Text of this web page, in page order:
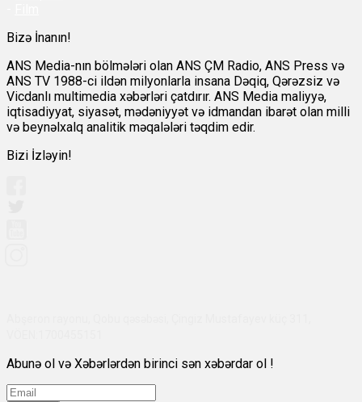
Bizə İnanın!
ANS Media-nın bölmələri olan ANS ÇM Radio, ANS Press və
ANS TV 1988-ci ildən milyonlarla insana Dəqiq, Qərəzsiz və
Vicdanlı multimedia xəbərləri çatdırır. ANS Media maliyyə,
iqtisadiyyat, siyasət, mədəniyyət və idmandan ibarət olan milli
və beynəlxalq analitik məqalələri təqdim edir.
Bizi İzləyin!
Abunə ol və Xəbərlərdən birinci sən xəbərdar ol !